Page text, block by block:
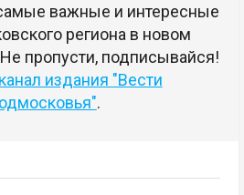
важные и интересные
региона в новом
пропусти, подписывайся!
издания "Вести
.